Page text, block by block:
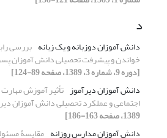
د
دانش آموزان دوزبانه و یک زبانه بررسی
خواندن و پیشرفت تحصیلی دانش آموزان
[دوره 9، شماره 3، 1389، صفحه 89-124]
دانش آموزان دیرآموز تأثیر آموزش
اجتماعی و عملکرد تحصیلی دانش آموزان
1389، صفحه 163-186]
دانش آموزان مدارس روزانه مقایسۀ